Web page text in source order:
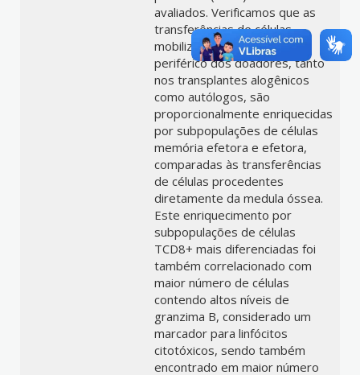
avaliados. Verificamos que as
transferências de células
mobilizadas para o sangue
periférico dos doadores, tanto
nos transplantes alogênicos
como autólogos, são
proporcionalmente enriquecidas
por subpopulações de células
memória efetora e efetora,
comparadas às transferências
de células procedentes
diretamente da medula óssea.
Este enriquecimento por
subpopulações de células
TCD8+ mais diferenciadas foi
também correlacionado com
maior número de células
contendo altos níveis de
granzima B, considerado um
marcador para linfócitos
citotóxicos, sendo também
encontrado em maior número